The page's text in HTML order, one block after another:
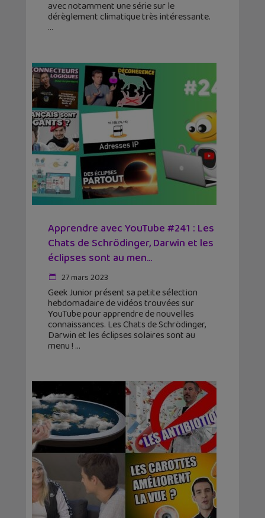
avec notamment une série sur le
dérèglement climatique très intéressante.
Apprendre avec YouTube #241 : Les
Chats de Schrödinger, Darwin et les
éclipses sont au men...
27 mars 2023
Geek Junior présent sa petite sélection
hebdomadaire de vidéos trouvées sur
YouTube pour apprendre de nouvelles
connaissances. Les Chats de Schrödinger,
Darwin et les éclipses solaires sont au
menu !